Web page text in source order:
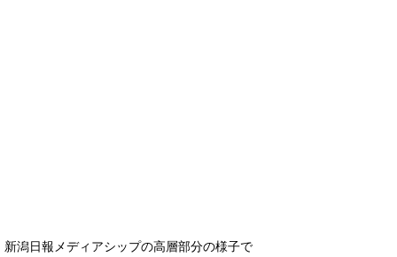
新潟日報メディアシップの高層部分の様子で